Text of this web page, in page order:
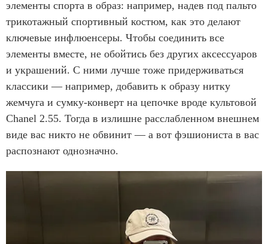
элементы спорта в образ: например, надев под пальто
трикотажный спортивный костюм, как это делают
ключевые инфлюенсеры. Чтобы соединить все
элементы вместе, не обойтись без других аксессуаров
и украшений. С ними лучше тоже придерживаться
классики — например, добавить к образу нитку
жемчуга и сумку-конверт на цепочке вроде культовой
Chanel 2.55. Тогда в излишне расслабленном внешнем
виде вас никто не обвинит — а вот фэшиониста в вас
распознают однозначно.